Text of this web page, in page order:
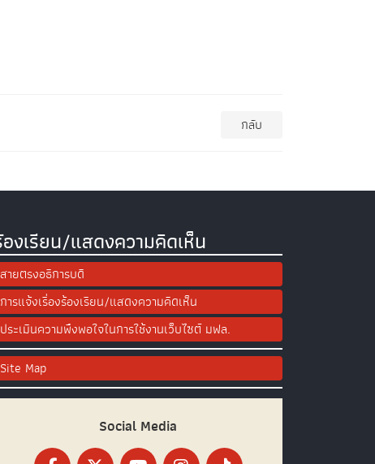
กลับ
งเรียน/แสดงความคิดเห็น
สายตรงอธิการบดี
การแจ้งเรื่องร้องเรียน/แสดงความคิดเห็น
ประเมินความพึงพอใจในการใช้งานเว็บไซต์ มฟล.
Site Map
Social Media